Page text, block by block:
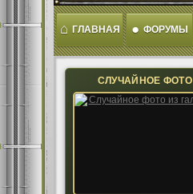
⌂ ГЛАВНАЯ ● ФОРУМЫ
СЛУЧАЙНОЕ ФОТО